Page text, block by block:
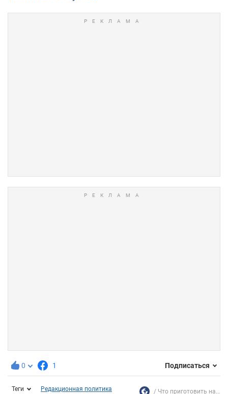
0 1 Подписаться
Теги Редакционная политика Что приготовить на...